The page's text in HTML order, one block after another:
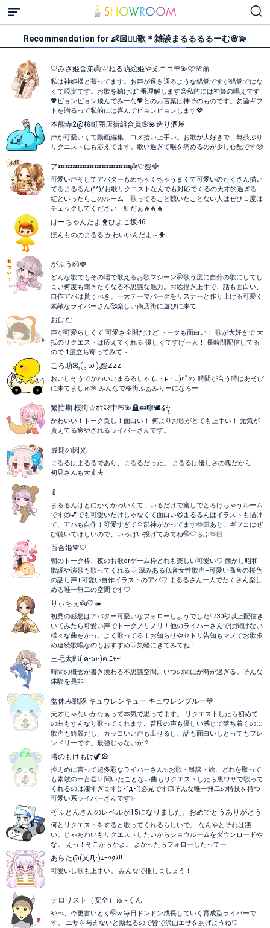
Recommendation for 👶🏻❤️‍🔥歌＊雑談まるるるるーむ🌸💫
🤍みさ姫舎弟👼🤍ねる萌絵姫やえニコ🌹💫🩷🌸🎀
私は神姫様と慕ってます。お声が透き通るような錯覚ですが錯覚ではな
くて現実です。お歌を聴けば1番理解します😍私的には神姫の唱えです
💖ピョンピョン飛んでみーな💖とのお言葉は神そのものです。勿論ギフ
トを贈るって私的には喜んでピョンピョンします💖
本能寺2@桜町商店街組合員🌸💫造り酒屋
声が可愛いくて動画編集、コメ拾い上手い。お歌が大好きで、無茶ぶり
リクエストにも応えてます。歌い過ぎて喉を痛めるのが少し心配です🥺
ア💤💤💤💤💤💤💤💤💤💤👼🤍🐹🍓
可愛い声そしてアバターもめちゃくちゃうまくて可愛いのたくさん描い
てるまるるん(^^)/お歌リクエストなんでも対応でくるの天才的過ぎる
紅といったらこのルーム 歌ってること聴いたことない人はぜひ１度は
チェックしてください 紅だぁ🔥🔥🔥
はーちゃんだよ🐥ひよこ坂46
ほんもののまるる かわいいんだよ～🐥
がふう🐹🍓
どんな歌でもその場で歌えるお歌マシーン🤭歌う度に自分の歌にしてし
まい何度も聞きたくなる不思議な魅力。お絵描き上手で、話も面白い、
自作アバは貰うべき。一大テーマパークをリスナーと作り上げる可愛く
素敵なライバーさん🥰楽しい商店街に遊びに来て
おはむ
声が可愛らしくて 可愛さ全開だけど トークも面白い！ 歌が大好きで 大
抵のリクエストは応えてくれる 優しくてすげー人！ 長時間配信してる
ので 1度立ち寄ってみて～
ころ助ꕤ︎︎‎꜀( ꜆-ω-)꜆‪🐹Zzz
おいしそうでかわいいまるるしゃ (｡・н・｡)ﾊﾟｸｯ 時間が合う時はあそび
に来てましゅ🌸 みんなで桜街ふぁみりーになろー
繁忙期 桜街☆ｵﾔｽﾐ中🌸💫🪦💤🎼🕊️໒꒱·̩͙
かわいい！トーク良し！面白い！ 何よりお歌がとても上手い！ 元気が
貰えてる癒やされるライバーさんです。
最期の閃光
まるるはまるるであり、まるるだった。 まるるは優しさの塊だから、
初見さんも大丈夫！
🍼
まるるんはとにかくかわいくて、いるだけで癒しでとろけちゃうルーム
です🫠💕でも可愛いだけじゃなくて面白い😆まるるんはイラストも描け
て、アバも自作！可愛すぎて全部神がかってます🫶🏻あと、ギフコはぜ
ひ聴いてほしいので、いっぱい投げてみてね🤭🤍らぶ🫶🏻
百合姫💙🤍
朝のトーク枠、夜のお歌orゲーム枠どれも楽しい可愛い♡ 懐かし昭和
歌謡や演歌も歌ってくれる♡ 深みある低音女性歌声+可愛い高音の桜色
の話し声+可愛い自作イラストのアバ♡ まるるさん一人でたくさん楽し
める唯一無二の空間です♡
りぃちぇ👼🤍🦔
初見の感想はアバター可愛いなフォローしようでした♡30秒以上配信き
いてみたら可愛い声でトークノリノリ！他のライバーさんでは聞けない
様々な曲をかっこよく歌ってる！お知らせやセトリ告知もマメでお歌多
め連続歌唱なのもおすすめ♡気軽にきてみてね！
三毛太郎( ฅ•ω•)ฅ ﾆｬｰ!
時間の概念が書き換わる不思議空間。いつの間にか時が過ぎる。そんな
体験を是非
盆休み戦隊 キュウレンキュー キュウレンブルー💙
天才じゃないかなぁって本気で思ってます。 リクエストしたら初めて
の曲もすんなり歌ってくれます。普段の声も優しい感じで落ち着くのに
歌声も綺麗だし、カッコいい声も出せるし、話も面白いしとってもフレ
ンドリーです。最強じゃないか？
噂のもけもけ🦖🎡
控えめに言って超多彩なライバーさん✨お歌・雑談・絵、どれを取って
も素敵の一言👏✨ 聞いたことない曲もリクエストしたら裏ワザで歌って
くれるのは凄すぎます(; ･`д･´)必見です💥そんな唯一無二の特技を持つ
可愛い系ライバーさんです✨
そふとんさんのレベルが15になりました。おめでとうありがとう
何とリクエストをすると歌ってくれるらしいで。 なんやとそれは凄
い。じゃあわいもリクエストしたいからショウルームをダウンロードや
な。 えっ！そこからかよ。 よかったらフォローしたってー
あらた‪@(乂Д･)ｴｰｯｸｽ!!
可愛いし歌も上手い。 みんなで推しましょう！
テロリスト（安全）ゅ~くん
やべ、今更書いとく🤭w 毎日ドンドン成長していく育成型ライバーで
す。 エサを与えないと拗ねるので皆で沢山エサをあげようね♡